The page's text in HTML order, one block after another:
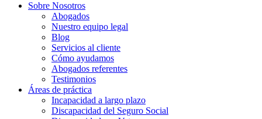
Sobre Nosotros
Abogados
Nuestro equipo legal
Blog
Servicios al cliente
Cómo ayudamos
Abogados referentes
Testimonios
Áreas de práctica
Incapacidad a largo plazo
Discapacidad del Seguro Social